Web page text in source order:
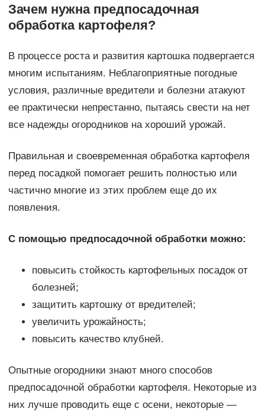
Зачем нужна предпосадочная
обработка картофеля?
В процессе роста и развития картошка подвергается
многим испытаниям. Неблагоприятные погодные
условия, различные вредители и болезни атакуют
ее практически непрестанно, пытаясь свести на нет
все надежды огородников на хороший урожай.
Правильная и своевременная обработка картофеля
перед посадкой помогает решить полностью или
частично многие из этих проблем еще до их
появления.
С помощью предпосадочной обработки можно:
повысить стойкость картофельных посадок от
болезней;
защитить картошку от вредителей;
увеличить урожайность;
повысить качество клубней.
Опытные огородники знают много способов
предпосадочной обработки картофеля. Некоторые из
них лучше проводить еще с осени, некоторые —